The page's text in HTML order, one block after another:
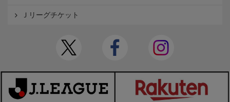
Ｊリーグチケット